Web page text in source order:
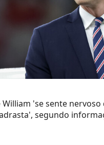
William 'se sente
segundo